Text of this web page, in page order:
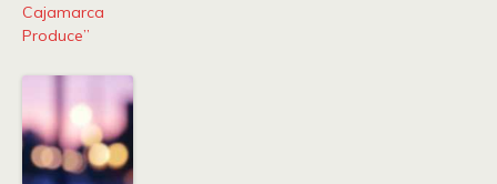
Cajamarca
Produce”